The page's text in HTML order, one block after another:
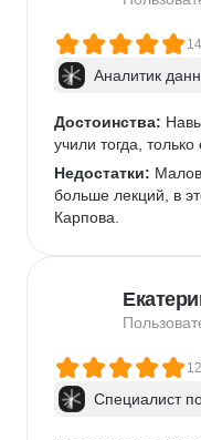
Аналитик
Достоинства:
учили тогда,
Недостатки:
больше лекций, в
Карпова.
Специалист